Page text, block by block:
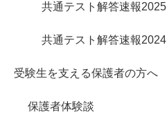
共通テスト解答速報2025
共通テスト解答速報2024
受験生を支える保護者の方へ
保護者体験談